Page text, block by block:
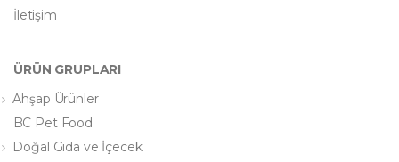
İletişim
ÜRÜN GRUPLARI
Ahşap Ürünler
BC Pet Food
Doğal Gıda ve İçecek